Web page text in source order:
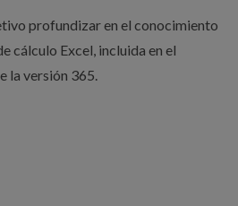
profundizar en el conocimiento
cálculo Excel, incluida en el
la versión 365.